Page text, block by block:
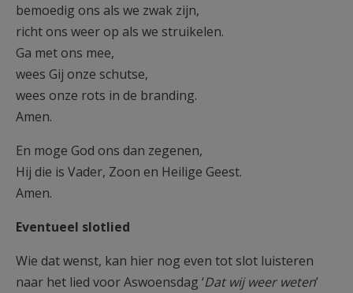
bemoedig ons als we zwak zijn,
richt ons weer op als we struikelen.
Ga met ons mee,
wees Gij onze schutse,
wees onze rots in de branding.
Amen.
En moge God ons dan zegenen,
Hij die is Vader, Zoon en Heilige Geest.
Amen.
Eventueel slotlied
Wie dat wenst, kan hier nog even tot slot luisteren
naar het lied voor Aswoensdag ‘Dat wij weer weten’